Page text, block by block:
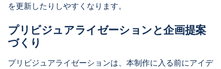
を更新したりしやすくなります。
プリビジュアライゼーションと企画提案
づくり
プリビジュアライゼーションは、本制作に入る前にアイデ